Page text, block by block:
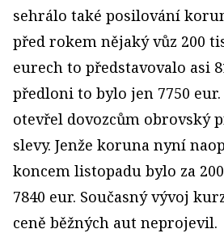
sehrálo také posilování
před rokem nějaký vůz 200
eurech to představovalo asi
předloni to bylo jen 7750
otevřel dovozcům obrovský
slevy. Jenže koruna nyní
koncem listopadu bylo za
7840 eur. Současný vývoj
ceně běžných aut neprojevil.